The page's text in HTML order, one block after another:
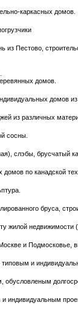
каркасных домов.
Пестово,
домов.
домов
из различных
сосны.
слэбы, брусчатый
по канадской
бруса,
жилой
и Подмосковье,
и
индивидуальным